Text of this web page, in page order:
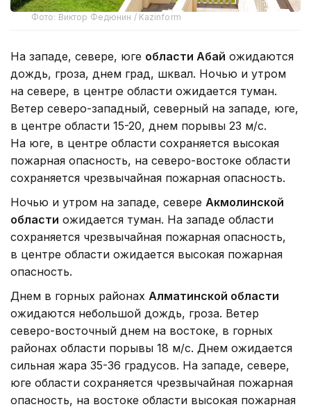
Фото: Виктор Федюнин / Kazinform
На западе, севере, юге области Абай ожидаются
дождь, гроза, днем град, шквал. Ночью и утром
на севере, в центре области ожидается туман.
Ветер северо-западный, северный на западе, юге,
в центре области 15-20, днем порывы 23 м/с.
На юге, в центре области сохраняется высокая
пожарная опасность, на северо-востоке области
сохраняется чрезвычайная пожарная опасность.
Ночью и утром на западе, севере Акмолинской
области ожидается туман. На западе области
сохраняется чрезвычайная пожарная опасность,
в центре области ожидается высокая пожарная
опасность.
Днем в горных районах Алматинской области
ожидаются небольшой дождь, гроза. Ветер
северо-восточный днем на востоке, в горных
районах области порывы 18 м/с. Днем ожидается
сильная жара 35-36 градусов. На западе, севере,
юге области сохраняется чрезвычайная пожарная
опасность, на востоке области высокая пожарная